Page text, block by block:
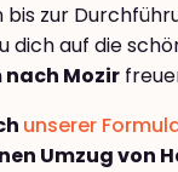
zur
dich auf die
nach Mozir
unserer
Umzug von